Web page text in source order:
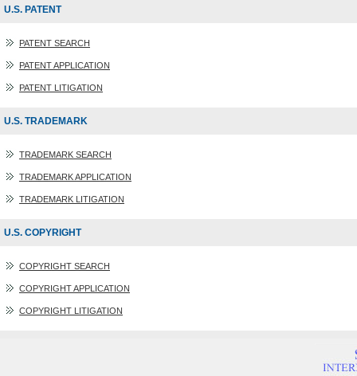
U.S. PATENT
PATENT SEARCH
PATENT APPLICATION
PATENT LITIGATION
U.S. TRADEMARK
TRADEMARK SEARCH
TRADEMARK APPLICATION
TRADEMARK LITIGATION
U.S. COPYRIGHT
COPYRIGHT SEARCH
COPYRIGHT APPLICATION
COPYRIGHT LITIGATION